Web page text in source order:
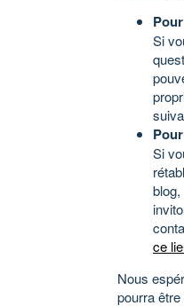
Si
Si
ce
Nous
pourra